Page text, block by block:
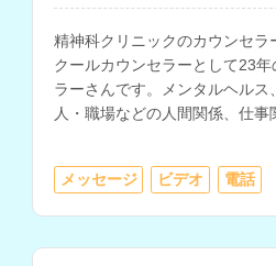
精神科クリニックのカウンセラ
クールカウンセラーとして23
ラーさんです。メンタルヘル
人・職場などの人間関係、仕事
メッセージ ビデオ 電話